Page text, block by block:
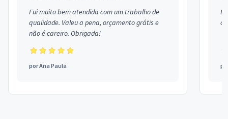
Fui muito bem atendida com um trabalho de
qualidade. Valeu a pena, orçamento grátis e
não é careiro. Obrigada!
porAna Paula